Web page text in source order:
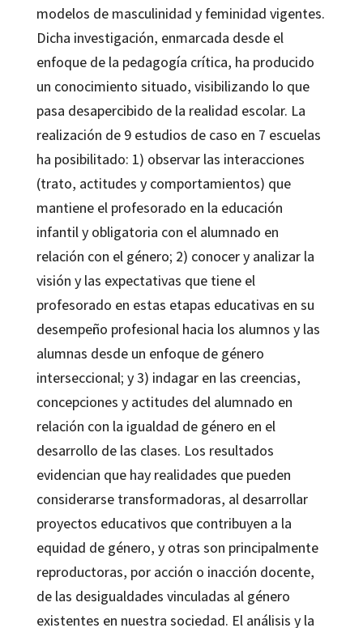
modelos de masculinidad y feminidad vigentes.
Dicha investigación, enmarcada desde el
enfoque de la pedagogía crítica, ha producido
un conocimiento situado, visibilizando lo que
pasa desapercibido de la realidad escolar. La
realización de 9 estudios de caso en 7 escuelas
ha posibilitado: 1) observar las interacciones
(trato, actitudes y comportamientos) que
mantiene el profesorado en la educación
infantil y obligatoria con el alumnado en
relación con el género; 2) conocer y analizar la
visión y las expectativas que tiene el
profesorado en estas etapas educativas en su
desempeño profesional hacia los alumnos y las
alumnas desde un enfoque de género
interseccional; y 3) indagar en las creencias,
concepciones y actitudes del alumnado en
relación con la igualdad de género en el
desarrollo de las clases. Los resultados
evidencian que hay realidades que pueden
considerarse transformadoras, al desarrollar
proyectos educativos que contribuyen a la
equidad de género, y otras son principalmente
reproductoras, por acción o inacción docente,
de las desigualdades vinculadas al género
existentes en nuestra sociedad. El análisis y la